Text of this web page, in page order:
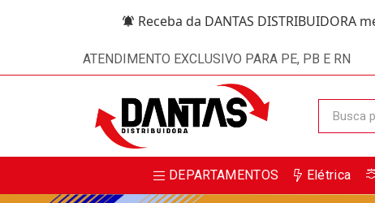
Receba da DANTAS
ATENDIMENTO EXCLUSIVO PARA PE, PB E RN
DEPARTAMENTOS Elétrica